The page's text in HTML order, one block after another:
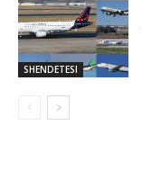
SHENDETESI